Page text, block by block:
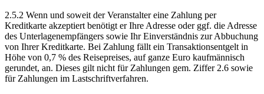
2.5.2 Wenn und soweit der Veranstalter eine Zahlung per
Kreditkarte akzeptiert benötigt er Ihre Adresse oder ggf. die Adresse
des Unterlagenempfängers sowie Ihr Einverständnis zur Abbuchung
von Ihrer Kreditkarte. Bei Zahlung fällt ein Transaktionsentgelt in
Höhe von 0,7 % des Reisepreises, auf ganze Euro kaufmännisch
gerundet, an. Dieses gilt nicht für Zahlungen gem. Ziffer 2.6 sowie
für Zahlungen im Lastschriftverfahren.